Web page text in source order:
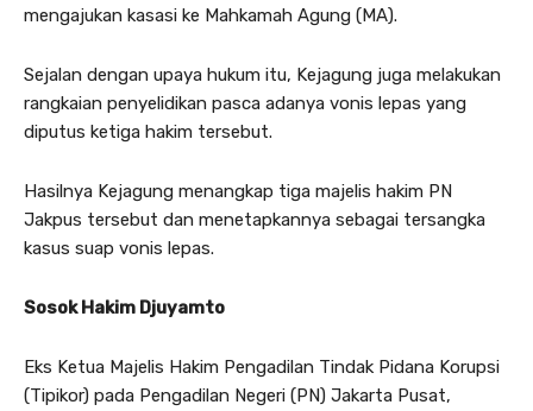
mengajukan kasasi ke Mahkamah Agung (MA).
Sejalan dengan upaya hukum itu, Kejagung juga melakukan
rangkaian penyelidikan pasca adanya vonis lepas yang
diputus ketiga hakim tersebut.
Hasilnya Kejagung menangkap tiga majelis hakim PN
Jakpus tersebut dan menetapkannya sebagai tersangka
kasus suap vonis lepas.
Sosok Hakim Djuyamto
Eks Ketua Majelis Hakim Pengadilan Tindak Pidana Korupsi
(Tipikor) pada Pengadilan Negeri (PN) Jakarta Pusat,